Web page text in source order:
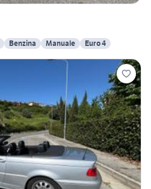
Benzina Manuale Euro 4